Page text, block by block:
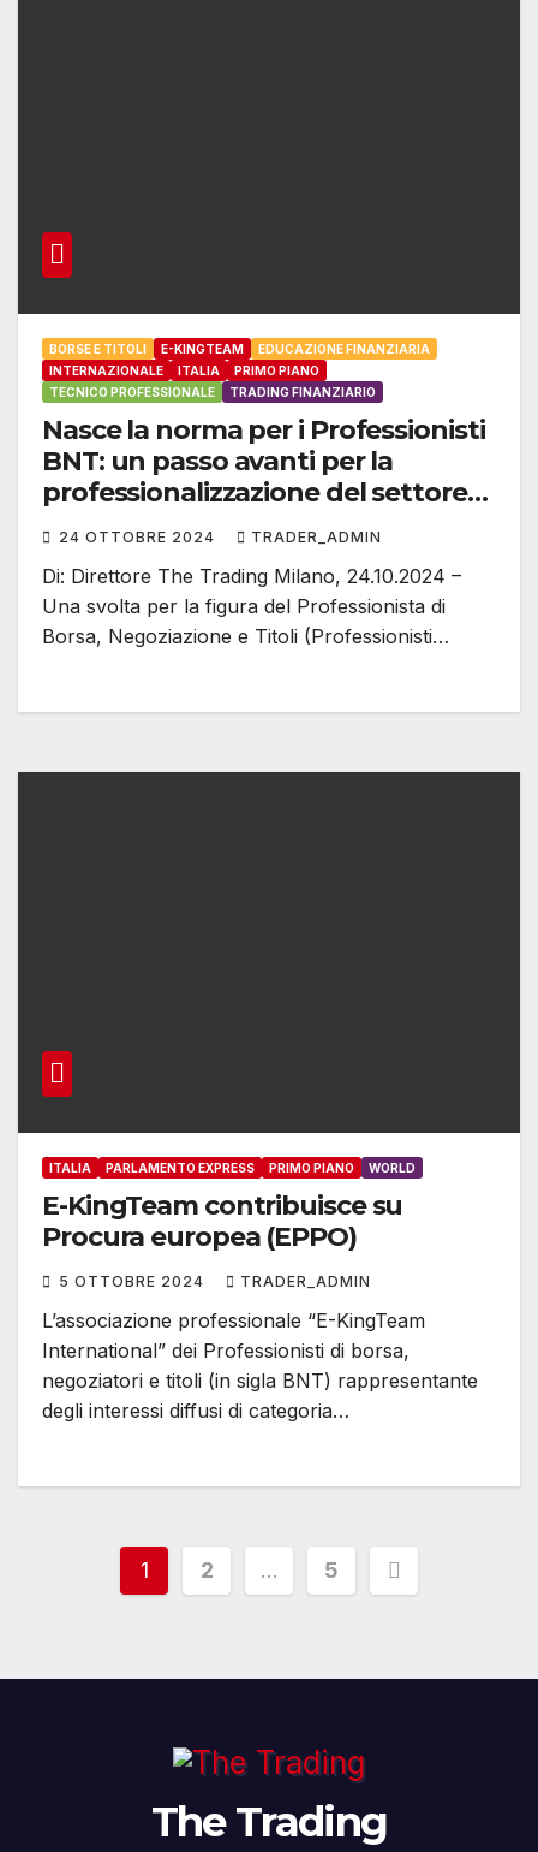
BORSE E TITOLI E-KINGTEAM
EDUCAZIONE FINANZIARIA
INTERNAZIONALE
ITALIA
PRIMO PIANO
TECNICO PROFESSIONALE
TRADING FINANZIARIO
Nasce la norma per i Professionisti
BNT: un passo avanti per la
professionalizzazione del settore
finanziario
24 OTTOBRE 2024 TRADER_ADMIN
Di: Direttore The Trading Milano, 24.10.2024 –
Una svolta per la figura del Professionista di
Borsa, Negoziazione e Titoli (Professionisti…
ITALIA PARLAMENTO EXPRESS PRIMO PIANO WORLD
E-KingTeam contribuisce su
Procura europea (EPPO)
5 OTTOBRE 2024 TRADER_ADMIN
L’associazione professionale “E-KingTeam
International” dei Professionisti di borsa,
negoziatori e titoli (in sigla BNT) rappresentante
degli interessi diffusi di categoria…
Paginazione
articoli
1 2 … 5
The Trading